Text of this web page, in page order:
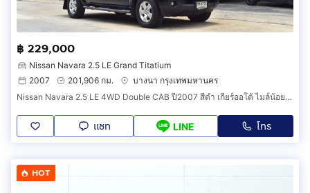
฿ 229,000
Nissan Navara 2.5 LE Grand Titatium
2007
201,906 กม.
บางนา กรุงเทพมหานคร
Nissan Navara 2.5 LE 4WD Double CAB ปี2007 สีดำ เกียร์ออโต้ ไมล์น้อย ตัวถังสวย ภายในสวย เครื่องเกียร์ดี รถสวยพร้อมใช้งาน
แชท LINE โทร
HOT